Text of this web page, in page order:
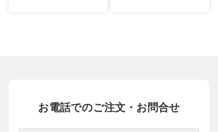
お電話でのご注文・お問合せ